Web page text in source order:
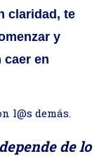
claridad, te
y
en
l@s demás.
de lo